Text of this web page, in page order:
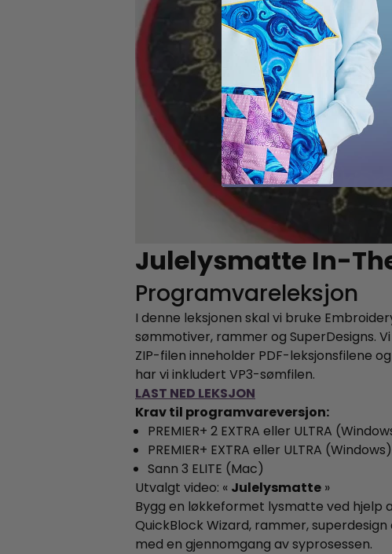
Julelysmatte In-
Programvareleksjon
I denne leksjonen skal vi bruke
sømmotiver, rammer og SuperDesigns.
ZIP-filen inneholder PDF-leksjonsfilene
har vi inkludert VP3-sømfilen.
LAST NED LEKSJON
Krav til programvareversjon:
PREMIER+ 2 EXTRA eller ULTRA
PREMIER+ EXTRA eller ULTRA (Windows)
Sann 3 ELITE (Mac)
Utvalgt video: « Julelysmatte »
Bygg en løkkeformet lysmatte ved hjelp
QuickBlock Wizard, rammer,
med en gjennomgang av syprosessen.